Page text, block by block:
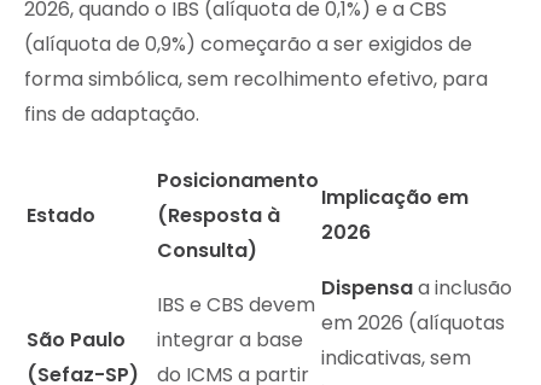
2026, quando o IBS (alíquota de 0,1%) e a CBS
(alíquota de 0,9%) começarão a ser exigidos de
forma simbólica, sem recolhimento efetivo, para
fins de adaptação.
Estado
Posicionamento
(Resposta à
Consulta)
Implicação em
2026
São Paulo
(Sefaz-SP)
IBS e CBS devem
integrar a base
do ICMS a partir
Dispensaa inclusão
em 2026 (alíquotas
indicativas, sem